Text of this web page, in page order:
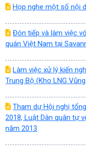
Họp nghe một số nội
Đón tiếp và làm việc
quán Việt Nam tại
Làm việc xử lý kiến
Trung Bộ (Kho LNG
Tham dự Hội nghị
2018, Luật Dân quân tự
năm 2013